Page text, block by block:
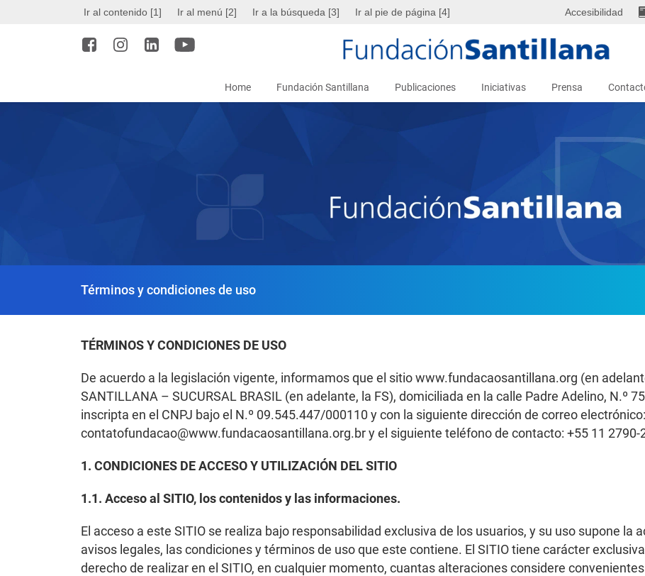
Ir al contenido [1] Ir al menú [2] Ir a la búsqueda [3] Ir al pie de página [4] Accesibilidad
Home Fundación Santillana Publicaciones Iniciativas Prensa
Términos y condiciones de uso
TÉRMINOS Y CONDICIONES DE USO
De acuerdo a la legislación vigente, informamos que el sitiowww.fundacaosantillana.org (en
SANTILLANA – SUCURSAL BRASIL (en adelante, la FS), domiciliada en la calle Padre Adelino, N.º
inscripta en el CNPJ bajo el N.º 09.545.447/0001­10 y con la siguiente dirección de correo electrónico:
contatofundacao@www.fundacaosantillana.org.bry el siguiente teléfono de contacto: +55 11 2790-
1. CONDICIONES DE ACCESO Y UTILIZACIÓN DEL SITIO
1.1. Acceso al SITIO, los contenidos y las informaciones.
El acceso a este SITIO se realiza bajo responsabilidad exclusiva de los usuarios, y su uso supone la
avisos legales, las condiciones y términos de uso que este contiene. El SITIO tiene carácter
derecho de realizar en el SITIO, en cualquier momento, cuantas alteraciones considere